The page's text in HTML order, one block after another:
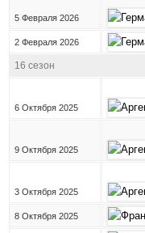
5 Февраля 2026
2 Февраля 2026
16 сезон
6 Октября 2025
9 Октября 2025
3 Октября 2025
8 Октября 2025